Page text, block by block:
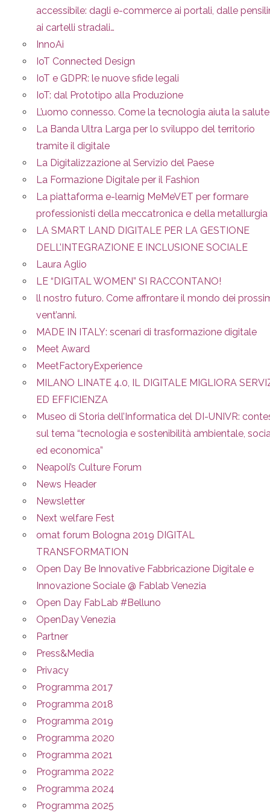
accessibile: dagli e-commerce ai portali, dalle
ai cartelli stradali…
InnoAi
IoT Connected Design
IoT e GDPR: le nuove sfide legali
IoT: dal Prototipo alla Produzione
L’uomo connesso. Come la tecnologia aiuta la
La Banda Ultra Larga per lo sviluppo del territorio
tramite il digitale
La Digitalizzazione al Servizio del Paese
La Formazione Digitale per il Fashion
La piattaforma e-learnig MeMeVET per formare
professionisti della meccatronica e della metallurgia
LA SMART LAND DIGITALE PER LA GESTIONE
DELL’INTEGRAZIONE E INCLUSIONE SOCIALE
Laura Aglio
LE “DIGITAL WOMEN” SI RACCONTANO!
ll nostro futuro. Come affrontare il mondo dei
vent’anni.
MADE IN ITALY: scenari di trasformazione digitale
Meet Award
MeetFactoryExperience
MILANO LINATE 4.0, IL DIGITALE MIGLIORA
ED EFFICIENZA
Museo di Storia dell’Informatica del DI-UNIVR:
sul tema “tecnologia e sostenibilità ambientale,
ed economica”
Neapoli’s Culture Forum
News Header
Newsletter
Next welfare Fest
omat forum Bologna 2019 DIGITAL
TRANSFORMATION
Open Day Be Innovative Fabbricazione Digitale e
Innovazione Sociale @ Fablab Venezia
Open Day FabLab #Belluno
OpenDay Venezia
Partner
Press&Media
Privacy
Programma 2017
Programma 2018
Programma 2019
Programma 2020
Programma 2021
Programma 2022
Programma 2024
Programma 2025